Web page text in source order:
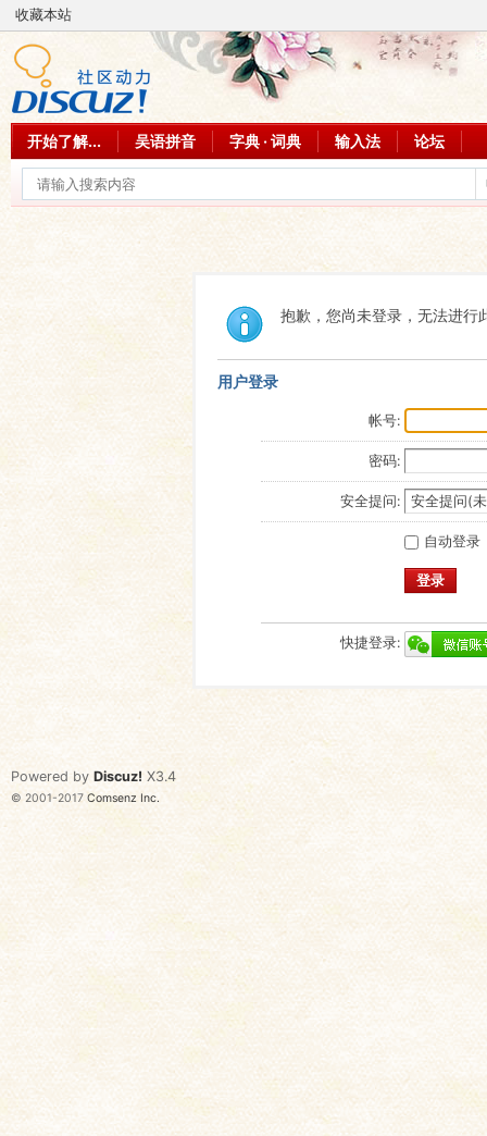
收藏本站
开始了解... 吴语拼音 字典 · 词典 输入法 论坛
抱歉，您尚未登录，无法进行
用户登录
帐号:
密码:
安全提问:
自动登录
登录
快捷登录:
Powered by Discuz! X3.4
© 2001-2017 Comsenz Inc.